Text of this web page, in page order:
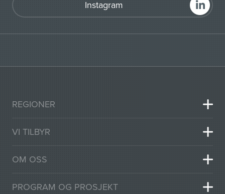
Instagram
REGIONER
VI TILBYR
OM OSS
PROGRAM OG PROSJEKT